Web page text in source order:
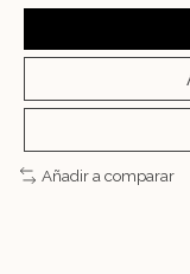
Añadir a comparar